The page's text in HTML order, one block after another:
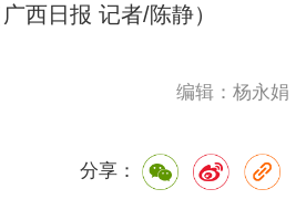
西日报 记者/陈静）
编辑：杨永娟
分享：